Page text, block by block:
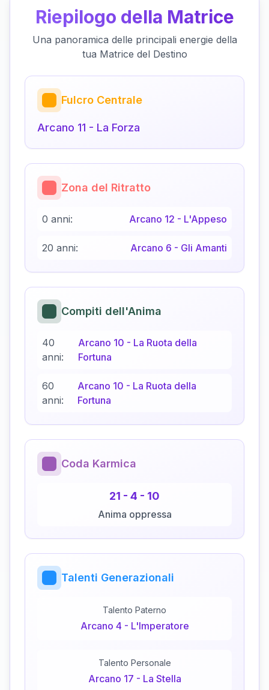
Riepilogo della Matrice
Una panoramica delle principali energie della
tua Matrice del Destino
Fulcro Centrale
Arcano 11 - La Forza
Zona del Ritratto
0 anni: Arcano 12 - L'Appeso
20 anni: Arcano 6 - Gli Amanti
Compiti dell'Anima
40
anni:
Arcano 10 - La Ruota della
Fortuna
60
anni:
Arcano 10 - La Ruota della
Fortuna
Coda Karmica
21 - 4 - 10
Anima oppressa
Talenti Generazionali
Talento Paterno
Arcano 4 - L'Imperatore
Talento Personale
Arcano 17 - La Stella